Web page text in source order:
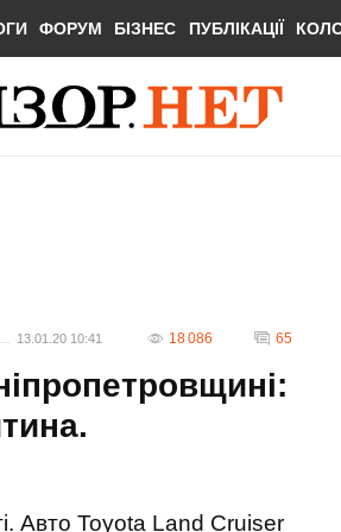
ФОРУМ БІЗНЕС ПУБЛІКАЦІЇ
13.01.20 10:41 18 086 65
Авто Toyota Land Cruiser